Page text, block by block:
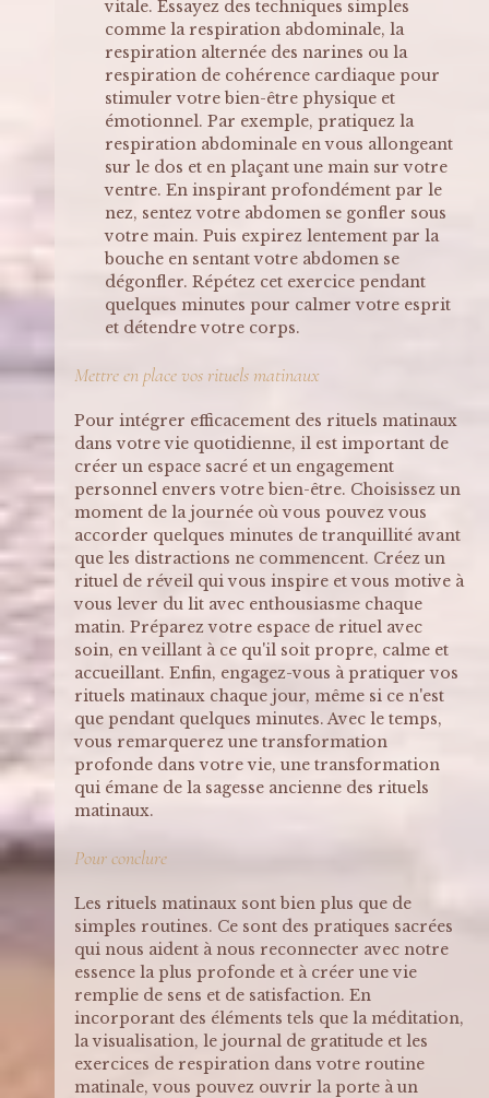
vitale. Essayez des techniques simples
comme la respiration abdominale, la
respiration alternée des narines ou la
respiration de cohérence cardiaque pour
stimuler votre bien-être physique et
émotionnel. Par exemple, pratiquez la
respiration abdominale en vous allongeant
sur le dos et en plaçant une main sur votre
ventre. En inspirant profondément par le
nez, sentez votre abdomen se gonfler sous
votre main. Puis expirez lentement par la
bouche en sentant votre abdomen se
dégonfler. Répétez cet exercice pendant
quelques minutes pour calmer votre esprit
et détendre votre corps.
Mettre en place vos rituels matinaux
Pour intégrer efficacement des rituels matinaux
dans votre vie quotidienne, il est important de
créer un espace sacré et un engagement
personnel envers votre bien-être. Choisissez un
moment de la journée où vous pouvez vous
accorder quelques minutes de tranquillité avant
que les distractions ne commencent. Créez un
rituel de réveil qui vous inspire et vous motive à
vous lever du lit avec enthousiasme chaque
matin. Préparez votre espace de rituel avec
soin, en veillant à ce qu'il soit propre, calme et
accueillant. Enfin, engagez-vous à pratiquer vos
rituels matinaux chaque jour, même si ce n'est
que pendant quelques minutes. Avec le temps,
vous remarquerez une transformation
profonde dans votre vie, une transformation
qui émane de la sagesse ancienne des rituels
matinaux.
Pour conclure
Les rituels matinaux sont bien plus que de
simples routines. Ce sont des pratiques sacrées
qui nous aident à nous reconnecter avec notre
essence la plus profonde et à créer une vie
remplie de sens et de satisfaction. En
incorporant des éléments tels que la méditation,
la visualisation, le journal de gratitude et les
exercices de respiration dans votre routine
matinale, vous pouvez ouvrir la porte à un